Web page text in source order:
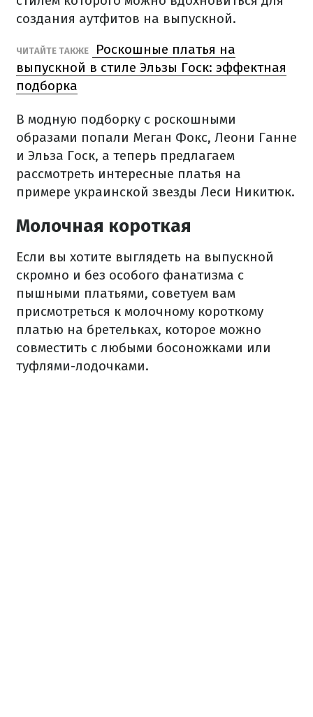
создания аутфитов на выпускной.
ЧИТАЙТЕ ТАКЖЕ
Роскошные платья на
выпускной в стиле Эльзы Госк: эффектная
подборка
В модную подборку с роскошными
образами попали Меган Фокс, Леони Ганне
и Эльза Госк, а теперь предлагаем
рассмотреть интересные платья на
примере украинской звезды Леси Никитюк.
Молочная короткая
Если вы хотите выглядеть на выпускной
скромно и без особого фанатизма с
пышными платьями, советуем вам
присмотреться к молочному короткому
платью на бретельках, которое можно
совместить с любыми босоножками или
туфлями-лодочками.